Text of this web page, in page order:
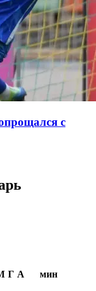
с
Г А мин